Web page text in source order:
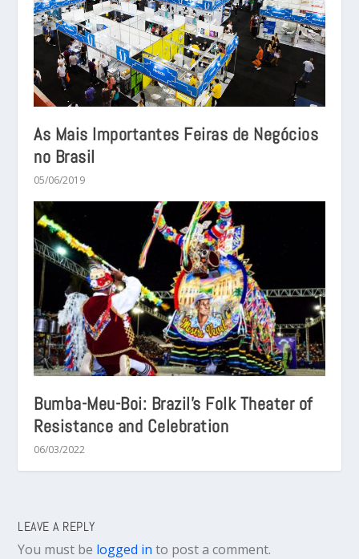
As Mais Importantes Feiras de Negócios
no Brasil
05/06/2019
Bumba-Meu-Boi: Brazil’s Folk Theater of
Resistance and Celebration
06/03/2022
LEAVE A REPLY
You must be logged in to post a comment.